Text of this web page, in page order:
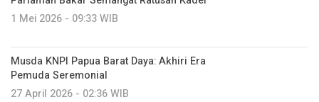
1 Mei 2026 - 09:33 WIB
Musda KNPI Papua Barat Daya: Akhiri Era
Pemuda Seremonial
27 April 2026 - 02:36 WIB